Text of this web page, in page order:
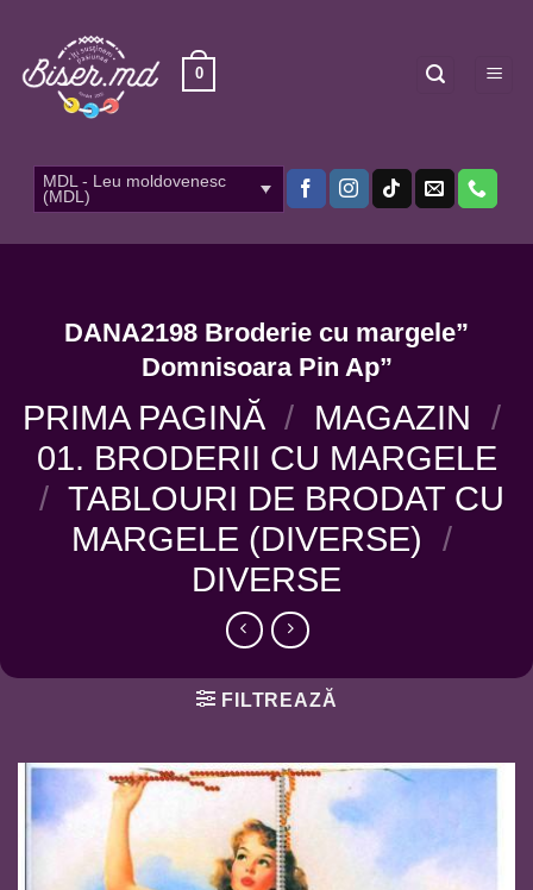
content
0
MDL - Leu moldovenesc
(MDL)
DANA2198 Broderie cu margele”
Domnisoara Pin Ap”
PRIMA PAGINĂ / MAGAZIN /
01. BRODERII CU MARGELE
/ TABLOURI DE BRODAT CU
MARGELE (DIVERSE) /
DIVERSE
FILTREAZĂ